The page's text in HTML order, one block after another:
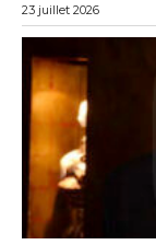
23 juillet 2026